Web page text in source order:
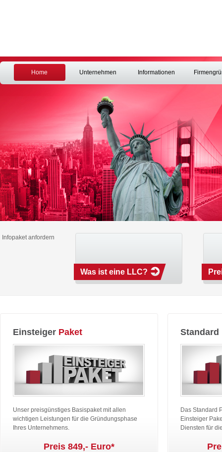
Home Unternehmen Informationen
Infopaket anfordern
Was ist eine LLC?
Einsteiger Paket
Unser preisgünstiges Basispaket mit allen
wichtigen Leistungen für die Gründungsphase
Ihres Unternehmens.
Preis 849,- Euro*
Standard
Das Standard
Einsteiger
Diensten für